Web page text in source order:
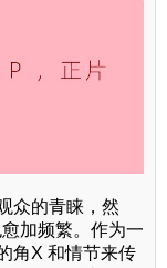
众的青睐，然
加频繁。作为一
角X 和情节来传